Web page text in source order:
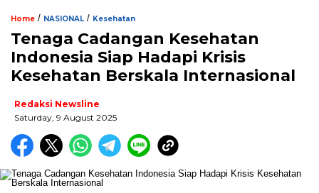
Home / NASIONAL / Kesehatan
Tenaga Cadangan Kesehatan
Indonesia Siap Hadapi Krisis
Kesehatan Berskala Internasional
Redaksi Newsline
Saturday, 9 August 2025